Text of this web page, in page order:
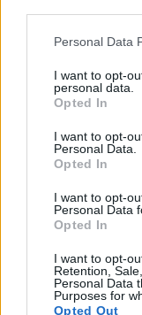
Please note that
not limited to your
grant or deny
use your data for
consent section.
Personal Data
I want to opt-
personal data.
Opted In
I want to opt-
Personal Data.
Opted In
I want to opt-
Personal Data
Opted In
I want to opt-
Retention,
Personal Data
Purposes for
Opted Out
клітин
Вітаміни
мисленню
Дослідження
мигдаль може
що вживання
допомагає
здоровіший
дослідження,
пам'яті.